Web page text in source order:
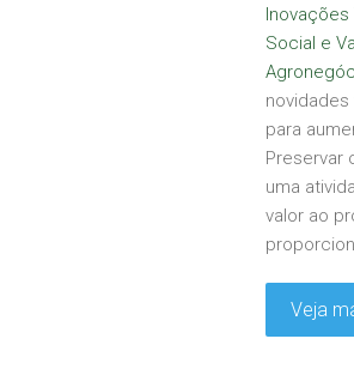
Social e
para
Preservar
uma
valor ao
Veja